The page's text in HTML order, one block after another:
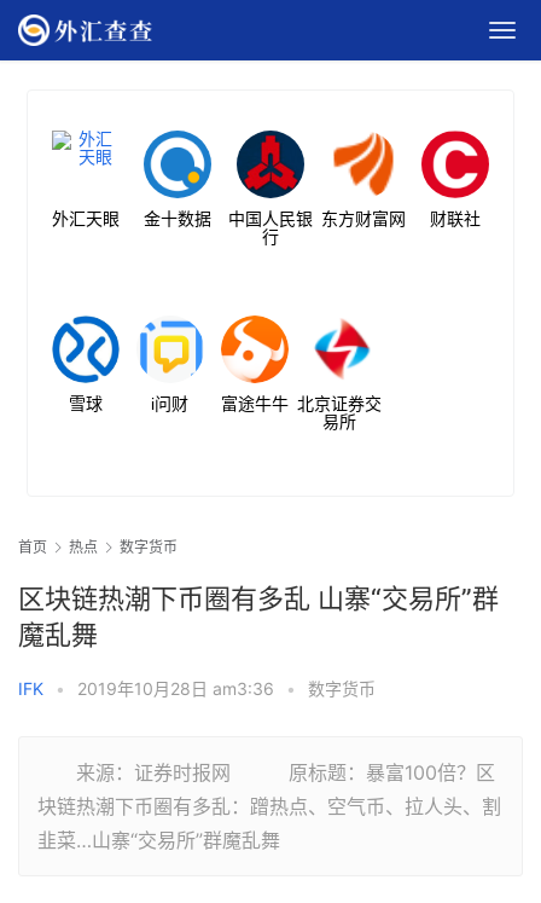
外汇天眼 金十数据
中国人民银
行
东方财富网 财联社
雪球 i问财 富途牛牛 北京证券交
易所
首页 热点 数字货币
区块链热潮下币圈有多乱 山寨“交易所”群
魔乱舞
IFK • 2019年10月28日 am3:36 • 数字货币
来源：证券时报网 原标题：暴富100倍？区
块链热潮下币圈有多乱：蹭热点、空气币、拉人头、割
韭菜…山寨“交易所”群魔乱舞